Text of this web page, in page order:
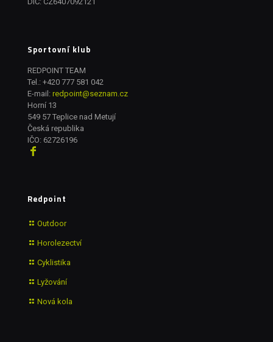
Sportovní klub
REDPOINT TEAM
Tel.: +420 777 581 042
E-mail: redpoint@seznam.cz
Horní 13
549 57 Teplice nad Metují
Česká republika
IČO: 62726196
Redpoint
Outdoor
Horolezectví
Cyklistika
Lyžování
Nová kola